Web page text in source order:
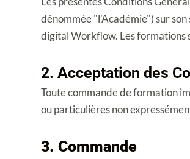
dénommée "l'Académie") sur
digital Workflow. Les formations
2. Acceptation des
Toute commande de formation
ou particulières non
3. Commande